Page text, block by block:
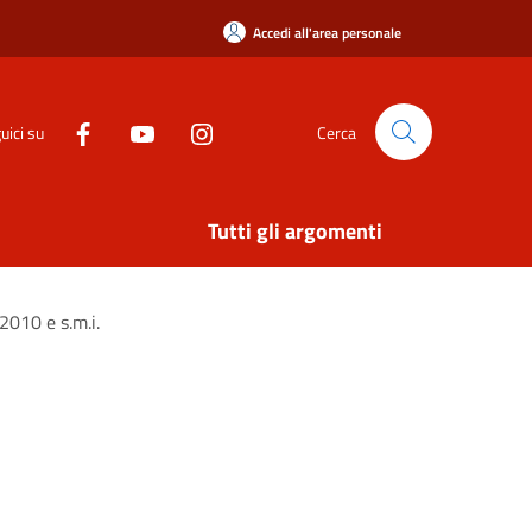
Accedi all'area personale
su Cerca
Tutti gli argomenti
e s.m.i.